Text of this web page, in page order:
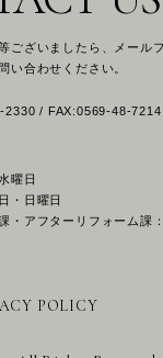
ございましたら、メール
い合わせください。
2330 / FAX:0569-48-7214
曜日
・日曜日
・アフターリフォーム課
POLICY